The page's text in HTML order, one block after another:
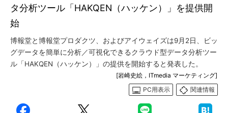
タ分析ツール「HAKQEN（ハッケン）」を提供開
始
博報堂と博報堂プロダクツ、およびアイウェイズは9月2日、ビッ
グデータを簡単に分析／可視化できるクラウド型データ分析ツー
ル「HAKQEN（ハッケン）」の提供を開始すると発表した。
[岩崎史絵，ITmedia マーケティング]
PC用表示
関連情報